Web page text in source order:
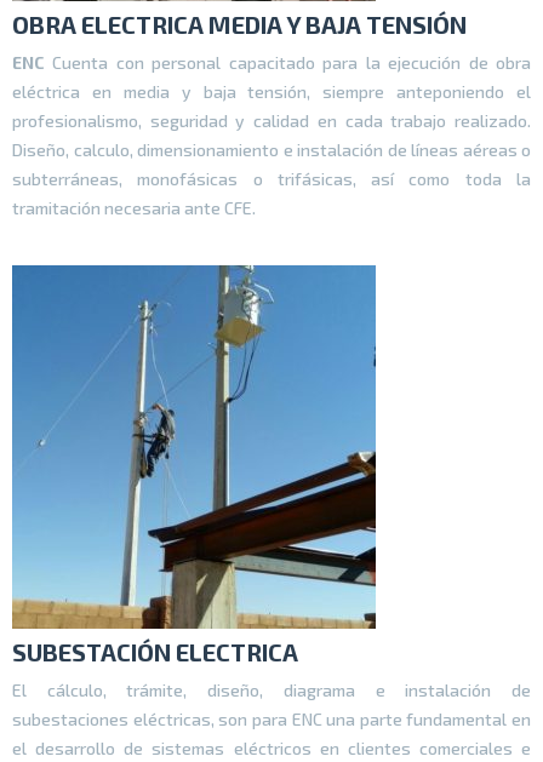
OBRA ELECTRICA MEDIA Y BAJA TENSIÓN
ENCCuenta con personal capacitado para la ejecución de obra
eléctrica en media y baja tensión, siempre anteponiendo el
profesionalismo, seguridad y calidad en cada trabajo realizado.
Diseño, calculo, dimensionamiento e instalación de líneas aéreas o
subterráneas, monofásicas o trifásicas, así como toda la
tramitación necesaria ante CFE.
SUBESTACIÓN ELECTRICA
El cálculo, trámite, diseño, diagrama e instalación de
subestaciones eléctricas, son para ENC una parte fundamental en
el desarrollo de sistemas eléctricos en clientes comerciales e